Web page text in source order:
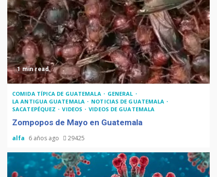
1 min read
COMIDA TÍPICA DE GUATEMALA
GENERAL
LA ANTIGUA GUATEMALA
NOTICIAS DE GUATEMALA
SACATEPÉQUEZ
VIDEOS VIDEOS DE GUATEMALA
Zompopos de Mayo en Guatemala
alfa 6 años ago 29425